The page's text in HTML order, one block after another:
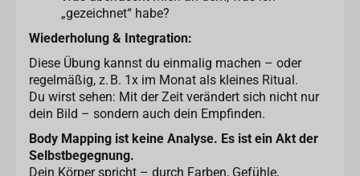
„gezeichnet“ habe?
Wiederholung & Integration:
Diese Übung kannst du einmalig machen – oder
regelmäßig, z. B. 1x im Monat als kleines Ritual.
Du wirst sehen: Mit der Zeit verändert sich nicht nur
dein Bild – sondern auch dein Empfinden.
Body Mapping ist keine Analyse. Es ist ein Akt der
Selbstbegegnung.
Dein Körper spricht – durch Farben, Gefühle,